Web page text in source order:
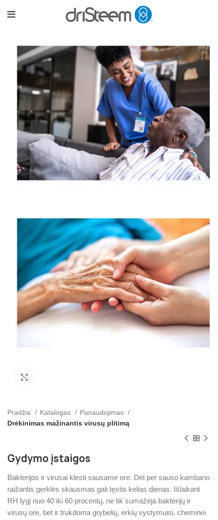
Pradžia Katalogas
Panaudojimas
Drėkinimas mažinantis virusų plitimą
Gydymo įstaigos
Bakterijos ir virusai klesti sausame ore. Dėl per sauso kambario
raižantis gerklės skausmas gali tęstis kelias dienas. Išlaikant
RH lygį nuo 40 iki 60 procentų, ne tik sumažėja bakterijų ir
virusų ore, bet ir trukdoma grybelių, erkių vystymuisi, cheminei